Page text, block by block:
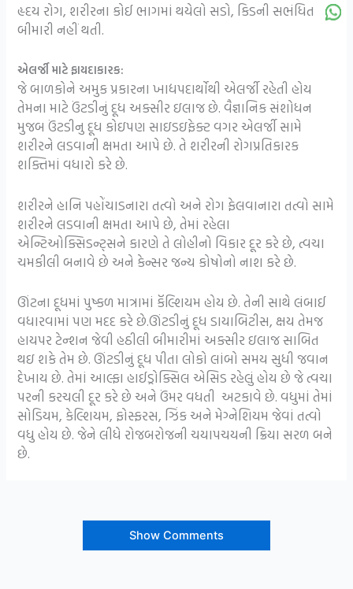
હૃદય રોગ, શરીરના કોઈ ભાગમાં થયેલો સડો, કિડની સભંધિત
બીમારી નહીં થતી.
એલર્જી માટે ફાયદાકારક:
જે બાળકોને અમુક પ્રકારના ખાદ્યપદાર્થોથી એલર્જી રહેતી હોય
તેમના માટે ઉંટડીનું દૂધ અક્સીર ઇલાજ છે. વૈજ્ઞાનિક સંશોધન
મુજબ ઉંટડીનુ દૂધ કોઇપણ સાઇડઇફેક્ટ વગર એલર્જી સામે
શરીરને લડવાની ક્ષમતા આપે છે. તે શરીરની રોગપ્રતિકારક
શક્તિમાં વધારો કરે છે.
શરીરને હાનિ પહોંચાડનારા તત્વો અને રોગ ફેલવાનારા તત્વો સામે
શરીરને લડવાની ક્ષમતા આપે છે, તેમાં રહેલા
એન્ટિઓક્સિડન્ટ્સને કારણે તે લોહીનો વિકાર દૂર કરે છે, ત્વચા
ચમકીલી બનાવે છે અને કેન્સર જન્ય કોષોનો નાશ કરે છે.
ઊંટના દૂધમાં પુષ્કળ માત્રામાં કૅલ્શિયમ હોય છે. તેની સાથે લંબાઈ
વધારવામાં પણ મદદ કરે છે.ઊંટડીનું દૂધ ડાયાબિટીસ, ક્ષય તેમજ
હાયપર ટેન્શન જેવી હઠીલી બીમારીમાં અક્સીર ઇલાજ સાબિત
થઇ શકે તેમ છે. ઊંટડીનું દૂધ પીતા લોકો લાંબો સમય સુધી જવાન
દેખાય છે. તેમાં આલ્ફા હાઈડ્રોક્સિલ એસિડ રહેલું હોય છે જે ત્વચા
પરની કરચલી દૂર કરે છે અને ઉંમર વધતી અટકાવે છે. વધુમાં તેમાં
સોડિયમ, કેલ્શિયમ, ફોસ્ફરસ, ઝિંક અને મેગ્નેશિયમ જેવાં તત્વો
વધુ હોય છે. જેને લીધે રોજબરોજની ચયાપચયની ક્રિયા સરળ બને
છે.
Show Comments